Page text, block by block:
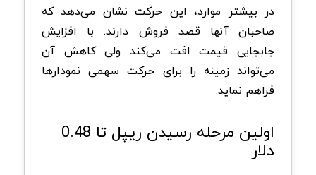
در بیشتر موارد، این حرکت نشان می‌دهد که
صاحبان آنها قصد فروش دارند. با افزایش
جابجایی قیمت افت می‌کند ولی کاهش آن
می‌تواند زمینه را برای حرکت سهمی نمودارها
فراهم نماید.
اولین مرحله رسیدن ریپل تا 0.48
دلار